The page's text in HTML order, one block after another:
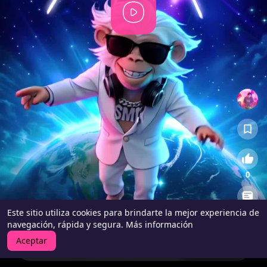
Este sitio utiliza cookies para brindarte la mejor experiencia de
navegación, rápida y segura. Más información
Aceptar
P
l
a
y
0
0
QUEREMOS SEGUIR BAILANDO EL HOUSE